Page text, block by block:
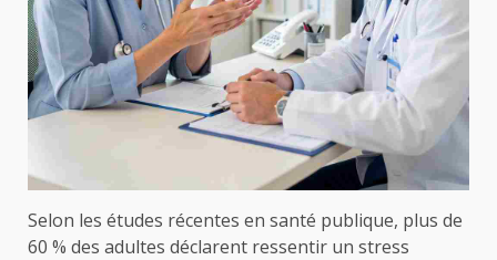
Selon les études récentes en santé publique, plus de
60 % des adultes déclarent ressentir un stress